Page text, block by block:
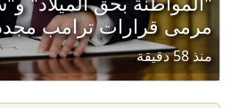
مرمى قرارات ترامب
منذ 58 دقيقة